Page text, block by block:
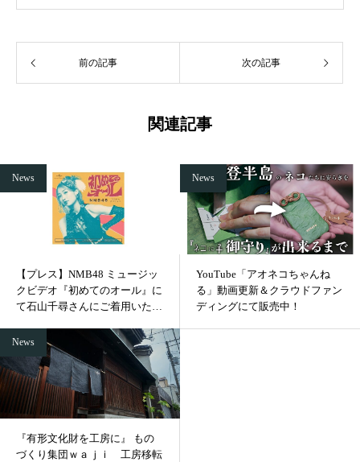
前の記事 次の記事
関連記事
News
【プレス】NMB48 ミュージッ
クビデオ『初めてのオール』に
て石山千尋さんにご着用いただ
News
YouTube「アオネコちゃんね
る」動画更新＆クラウドファン
ディングにて販売中！
News
『有形文化財を工房に』 もの
づくり集団ｗａｊｉ 工房移転